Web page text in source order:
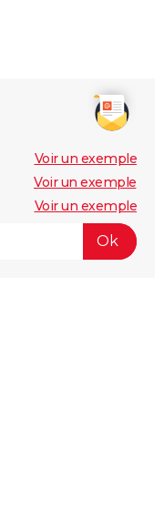
Voir un exemple
Voir un exemple
Voir un exemple